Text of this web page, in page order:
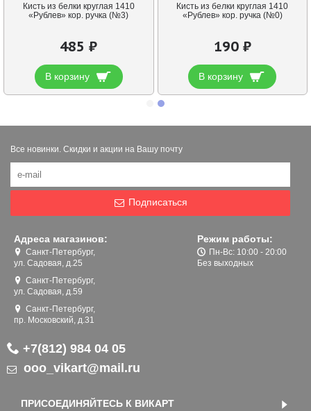
Кисть из белки круглая 1410
«Рублев» кор. ручка (№3)
485 ₽
В корзину
Кисть из белки круглая 1410
«Рублев» кор. ручка (№0)
190 ₽
В корзину
Все новинки. Скидки и акции на Вашу почту
Подписаться
Адреса магазинов:
Санкт-Петербург,
ул. Садовая, д.25
Санкт-Петербург,
ул. Садовая, д.59
Санкт-Петербург,
пр. Московский, д.31
Режим работы:
Пн-Вс: 10:00 - 20:00
Без выходных
+7(812) 984 04 05
ooo_vikart@mail.ru
ПРИСОЕДИНЯЙТЕСЬ К ВИКАРТ